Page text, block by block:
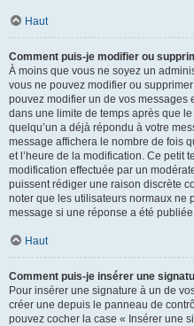
Haut
Comment puis-je modifier ou
À moins que vous ne soyez un
vous ne pouvez modifier ou
pouvez modifier un de vos
dans une limite de temps après que
quelqu’un a déjà répondu à votre
message affichera le nombre de fois
et l’heure de la modification. Ce petit
modification effectuée par un
puissent rédiger une raison discrète
noter que les utilisateurs normaux ne
message si une réponse a été
Haut
Comment puis-je insérer une
Pour insérer une signature à un de
créer une depuis le panneau de
pouvez cocher la case « Insérer une